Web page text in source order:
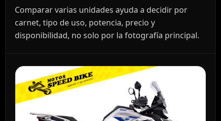
Comparar varias unidades ayuda a decidir por
carnet, tipo de uso, potencia, precio y
disponibilidad, no solo por la fotografía principal.